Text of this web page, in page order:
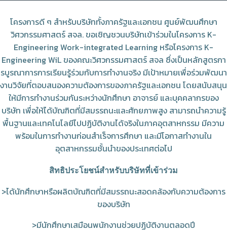
โครงการดี ๆ สำหรับบริษัททั้งภาครัฐและเอกชน ศูนย์พัฒนศึกษา
วิศวกรรมศาสตร์ สจล. ขอเชิญชวนบริษัทเข้าร่วมในโครงการ K-
Engineering Work-integrated Learning หรือโครงการ K-
Engineering WiL ของคณะวิศวกรรมศาสตร์ สจล ซึ่งเป็นหลักสูตรกา
รบูรณาการการเรียนรู้ร่วมกับการทำงานจริง มีเป้าหมายเพื่อร่วมพัฒนา
งานวิจัยที่ตอบสนองความต้องการของภาครัฐและเอกชน โดยสนับสนุน
ให้มีการทำงานร่วมกันระหว่างนักศึกษา อาจารย์ และบุคคลากรของ
บริษัท เพื่อให้ได้บัณฑิตที่มีสมรรถนะและศักยภาพสูง สามารถนำความรู้
พื้นฐานและเทคโนโลยีไปปฏิบัติงานได้จริงในภาคอุตสาหกรรม มีความ
พร้อมในการทำงานก่อนสำเร็จการศึกษา และมีโอกาสทำงานใน
อุตสาหกรรมชั้นนำของประเทศต่อไป
สิทธิประโยชน์สำหรับบริษัทที่เข้าร่วม
>ได้นักศึกษาหรือผลิตบัณฑิตที่มีสมรรถนะสอดคล้องกับความต้องการ
ของบริษัท
>มีนักศึกษาเสมือนพนักงานช่วยปฏิบัติงานตลอดปี